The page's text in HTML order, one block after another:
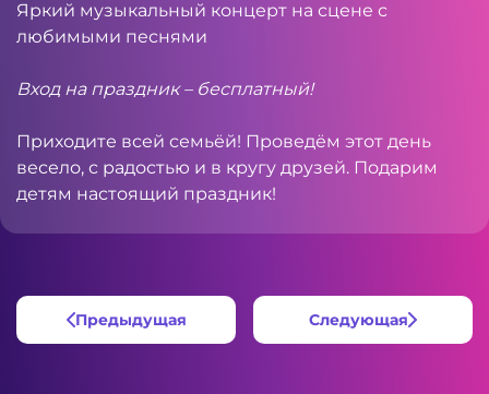
Яркий музыкальный концерт на сцене с
любимыми песнями
Вход на праздник – бесплатный!
Приходите всей семьёй! Проведём этот день
весело, с радостью и в кругу друзей. Подарим
детям настоящий праздник!
Предыдущая Следующая